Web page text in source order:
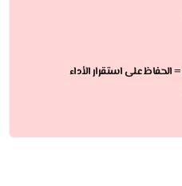
على استقرار الأداء